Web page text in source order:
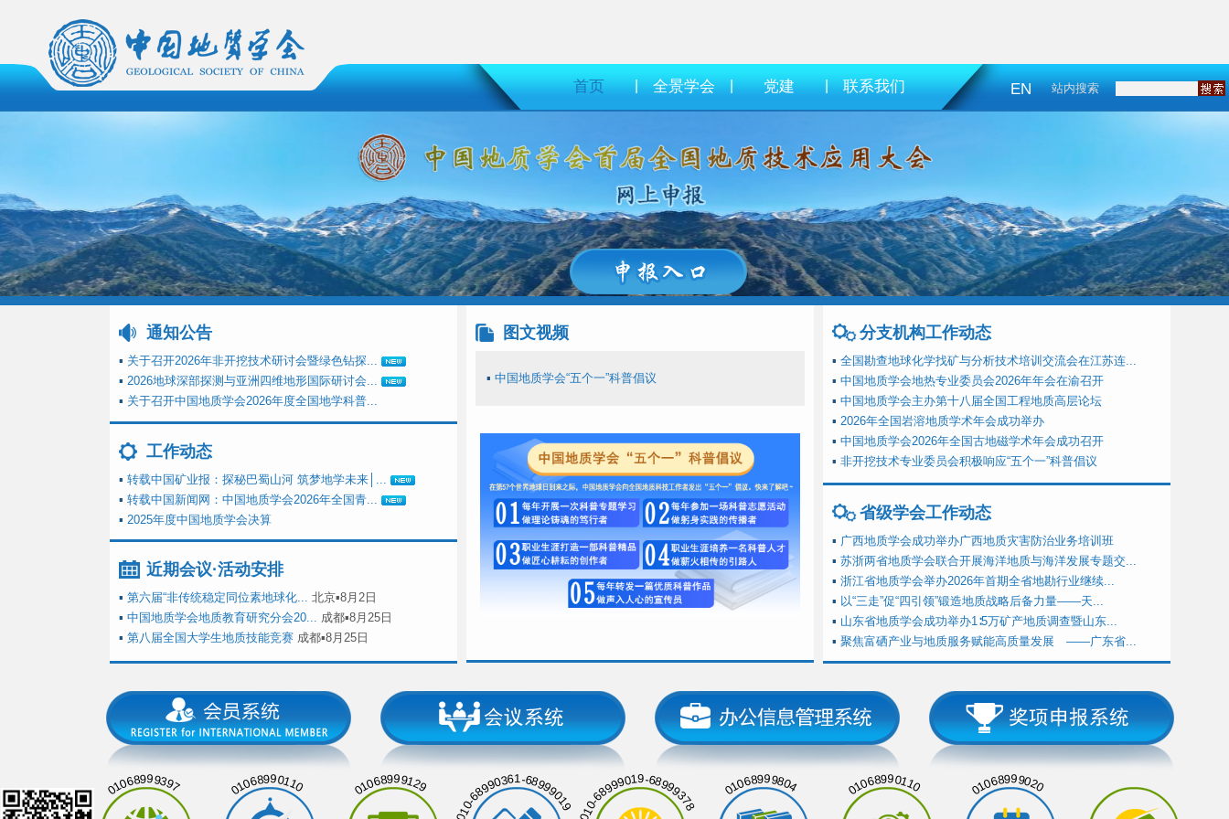
首页 | 全景学会 | 党建 | 联系我们 EN 站内搜索
通知公告
▪ 关于召开2026年非开挖技术研讨会暨绿色钻探...
▪ 2026地球深部探测与亚洲四维地形国际研讨会...
▪ 关于召开中国地质学会2026年度全国地学科普...
工作动态
▪ 转载中国矿业报：探秘巴蜀山河 筑梦地学未来│...
▪ 转载中国新闻网：中国地质学会2026年全国青...
▪ 2025年度中国地质学会决算
近期会议·活动安排
▪ 第六届“非传统稳定同位素地球化... 北京▪8月2日
▪ 中国地质学会地质教育研究分会20... 成都▪8月25日
▪ 第八届全国大学生地质技能竞赛 成都▪8月25日
图文视频
▪ 中国地质学会“五个一”科普倡议
分支机构工作动态
▪ 全国勘查地球化学找矿与分析技术培训交流会在江苏连...
▪ 中国地质学会地热专业委员会2026年年会在渝召开
▪ 中国地质学会主办第十八届全国工程地质高层论坛
▪ 2026年全国岩溶地质学术年会成功举办
▪ 中国地质学会2026年全国古地磁学术年会成功召开
▪ 非开挖技术专业委员会积极响应“五个一”科普倡议
省级学会工作动态
▪ 广西地质学会成功举办广西地质灾害防治业务培训班
▪ 苏浙两省地质学会联合开展海洋地质与海洋发展专题交...
▪ 浙江省地质学会举办2026年首期全省地勘行业继续...
▪ 以“三走”促“四引领”锻造地质战略后备力量——天...
▪ 山东省地质学会成功举办1∶5万矿产地质调查暨山东...
▪ 聚焦富硒产业与地质服务赋能高质量发展 ——广东省...
01068999397 01068990110 01068999129 010-68990361-68999019 010-68999019-68999378 01068999804 01068990110 01068999020